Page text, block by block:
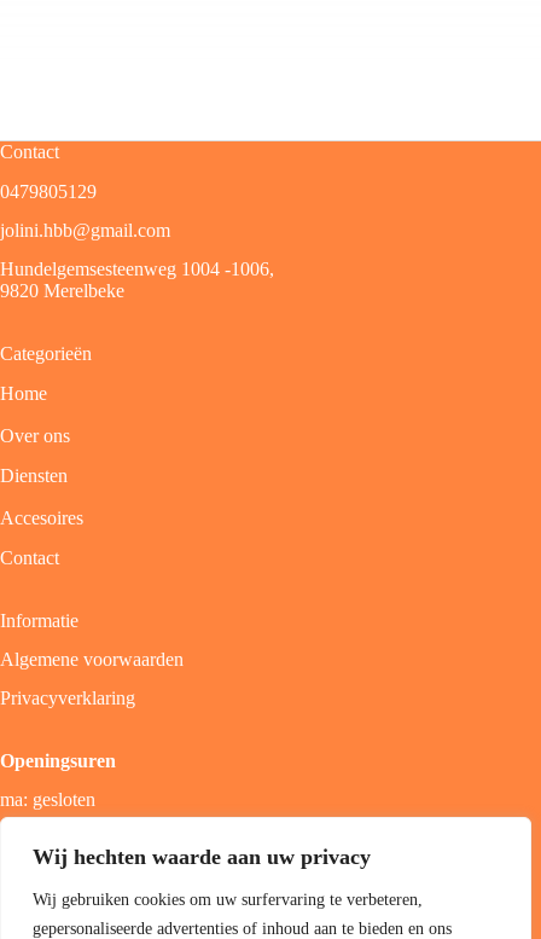
Wij hechten waarde aan uw privacy
Wij gebruiken cookies om uw surfervaring te verbeteren,
gepersonaliseerde advertenties of inhoud aan te bieden en ons
Contact
0479805129
jolini.hbb@gmail.com
Hundelgemsesteenweg 1004 -1006,
9820 Merelbeke
Categorieën
Home
Over ons
Diensten
Accesoires
Contact
Informatie
Algemene voorwaarden
Privacyverklaring
Openingsuren
ma: gesloten
zon; gesloten